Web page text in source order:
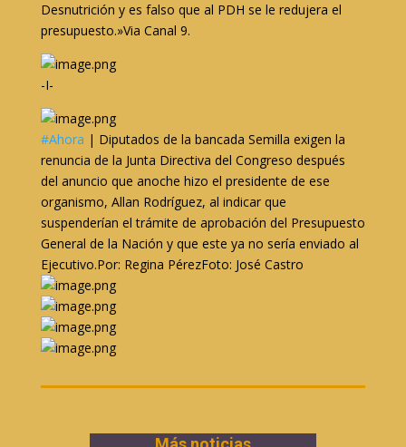
Desnutrición y es falso que al PDH se le redujera el
presupuesto.»Via Canal 9.
-I-
#Ahora | Diputados de la bancada Semilla exigen la
renuncia de la Junta Directiva del Congreso después
del anuncio que anoche hizo el presidente de ese
organismo, Allan Rodríguez, al indicar que
suspenderían el trámite de aprobación del Presupuesto
General de la Nación y que este ya no sería enviado al
Ejecutivo.Por: Regina PérezFoto: José Castro